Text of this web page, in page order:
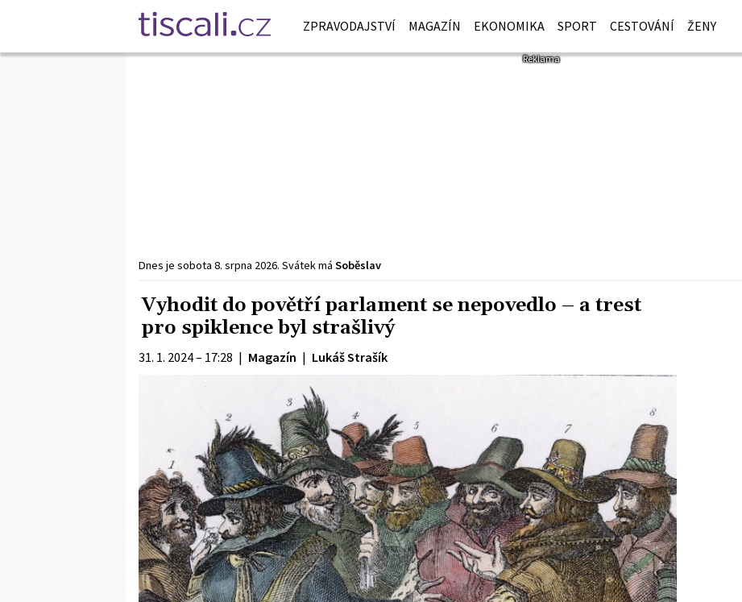
ZPRAVODAJSTVÍ MAGAZÍN EKONOMIKA SPORT CESTOVÁNÍ ŽENY
Dnes je sobota 8. srpna 2026. Svátek má Soběslav
Vyhodit do povětří parlament se nepovedlo – a trest
pro spiklence byl strašlivý
31. 1. 2024 – 17:28 | Magazín | Lukáš Strašík